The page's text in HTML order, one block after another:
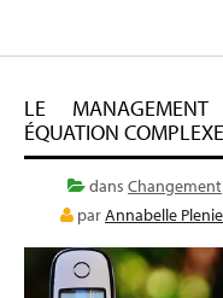
LE MANAGEMENT
ÉQUATION
dans Changement
parAnnabelle